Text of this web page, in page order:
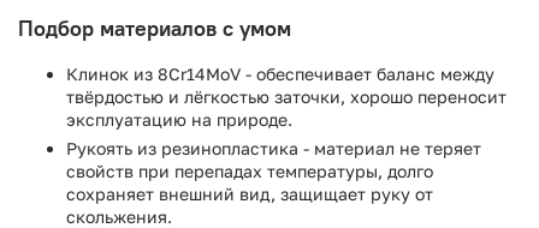
Подбор материалов с умом
Клинок из 8Cr14MoV - обеспечивает баланс между
твёрдостью и лёгкостью заточки, хорошо переносит
эксплуатацию на природе.
Рукоять из резинопластика - материал не теряет
свойств при перепадах температуры, долго
сохраняет внешний вид, защищает руку от
скольжения.